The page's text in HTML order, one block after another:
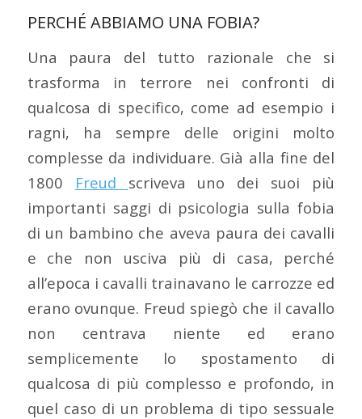
PERCHÉ ABBIAMO UNA FOBIA?
Una paura del tutto razionale che si
trasforma in terrore nei confronti di
qualcosa di specifico, come ad esempio i
ragni, ha sempre delle origini molto
complesse da individuare. Già alla fine del
1800 Freud scriveva uno dei suoi più
importanti saggi di psicologia sulla fobia
di un bambino che aveva paura dei cavalli
e che non usciva più di casa, perché
all’epoca i cavalli trainavano le carrozze ed
erano ovunque. Freud spiegò che il cavallo
non centrava niente ed erano
semplicemente lo spostamento di
qualcosa di più complesso e profondo, in
quel caso di un problema di tipo sessuale